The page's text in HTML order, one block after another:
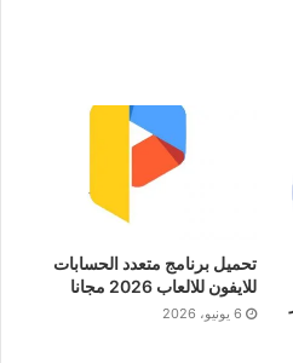
تحميل برنامج متعدد الحسابات
للايفون للالعاب 2026 مجانا
6 يونيو، 2026